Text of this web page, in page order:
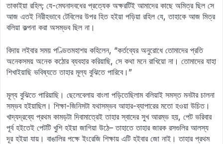
তাকাইয়া রহিল; যে-মেঘনাদবধের প্রত্যেক অক্ষরটিই আমাদের কাছে অমিত্র ছিল সে
আজ এতই নিরীহভাবে টেবিলের উপর হিত হইয়া পড়িয়া রহিল যে, তাহাকে আজ মিত্র
বলিয়া কল্পনা করা অসম্ভব ছিল না।
বিদায় লইবার সময় পণ্ডিতমহাশয় কহিলেন, “কর্তব্যের অনুরোধে তোমাদের প্রতি
অনেকসময় অনেক কঠোর ব্যবহার করিয়াছি, সে কথা মনে রাখিয়ো না। তোমাদের যাহা
শিখাইয়াছি ভবিষ্যতে তাহার মূল্য বুঝিতে পারিবে।”
মূল্য বুঝিতে পারিয়াছি। ছেলেবেলায় বাংলা পড়িতেছিলাম বলিয়াই সমস্ত মনটার চালনা
সম্ভব হইয়াছিল। শিক্ষা-জিনিসটা যথাসম্ভব আহার-ব্যাপারের মতো হওয়া উচিত।
খাদ্যদ্রব্যে প্রথম কামড়টা দিবামাত্রেই তাহার স্বাদের সুখ আরম্ভ হয়, পেট ভরিবার
পূর্ব হইতেই পেটটি খুশি হইয়া জাগিয়া উঠে– তাহাতে তাহার জারক রসগুলির আলস্য
দূর হইয়া যায়। বাঙালির পক্ষে ইংরেজি শিক্ষায় এটি হইবার জো নাই। তাহার প্রথম